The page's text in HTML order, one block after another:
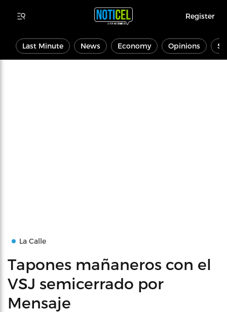
Register
Last Minute News Economy Opinions
La Calle
Tapones mañaneros con el
VSJ semicerrado por
Mensaje